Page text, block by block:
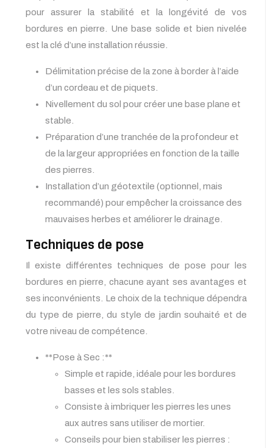
pour assurer la stabilité et la longévité de vos
bordures en pierre. Une base solide et bien nivelée
est la clé d’une installation réussie.
Délimitation précise de la zone à border à l’aide
d’un cordeau et de piquets.
Nivellement du sol pour créer une base plane et
stable.
Préparation d’une tranchée de la profondeur et
de la largeur appropriées en fonction de la taille
des pierres.
Installation d’un géotextile (optionnel, mais
recommandé) pour empêcher la croissance des
mauvaises herbes et améliorer le drainage.
Techniques de pose
Il existe différentes techniques de pose pour les
bordures en pierre, chacune ayant ses avantages et
ses inconvénients. Le choix de la technique dépendra
du type de pierre, du style de jardin souhaité et de
votre niveau de compétence.
**Pose à Sec :**
Simple et rapide, idéale pour les bordures
basses et les sols stables.
Consiste à imbriquer les pierres les unes
aux autres sans utiliser de mortier.
Conseils pour bien stabiliser les pierres :